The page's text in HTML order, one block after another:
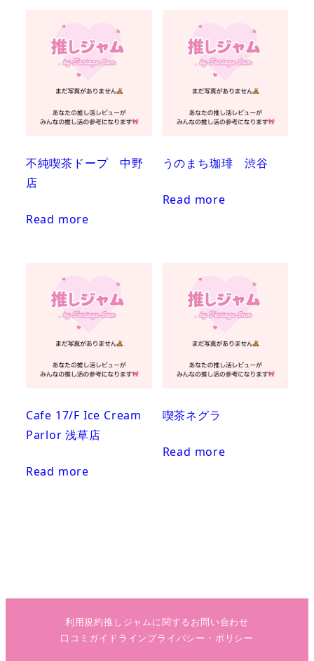
不純喫茶ドープ 中野
店
Read more
うのまち珈琲 渋谷
Read more
Cafe 17/F Ice Cream
Parlor 浅草店
Read more
喫茶ネグラ
Read more
利用規約推しジャムに関するお問い合わせ
口コミガイドラインプライバシー・ポリシー